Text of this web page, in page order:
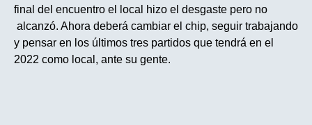
final del encuentro el local hizo el desgaste pero no
alcanzó. Ahora deberá cambiar el chip, seguir trabajando
y pensar en los últimos tres partidos que tendrá en el
2022 como local, ante su gente.